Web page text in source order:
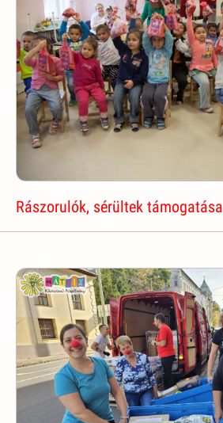
Rászorulók, sérültek támogatása